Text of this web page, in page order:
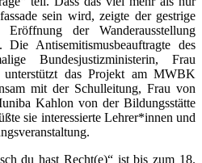
sein wird, zeigte der gestrige
der Wanderausstellung
Antisemitismusbeauftragte des
Bundesjustizministerin, Frau
unterstützt das Projekt am MWBK
mit der Schulleitung, Frau von
Kahlon von der Bildungsstätte
sie interessierte Lehrer*innen und
du hast Recht(e)“ ist bis zum 18.